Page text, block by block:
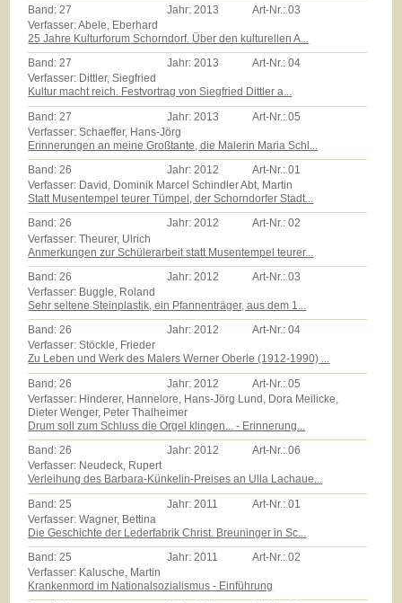
Band: 27 Jahr: 2013 Art-Nr.:03
Verfasser: Abele, Eberhard
25 Jahre Kulturforum Schorndorf. Über den kulturellen A...
Band:27 Jahr:2013 Art-Nr.:04
Verfasser: Dittler, Siegfried
Kultur macht reich. Festvortrag von Siegfried Dittler a...
Band: 27 Jahr: 2013 Art-Nr.:05
Verfasser: Schaeffer, Hans-Jörg
Erinnerungen an meine Großtante, die Malerin Maria Schl...
Band:26 Jahr:2012 Art-Nr.:01
Verfasser: David, Dominik Marcel Schindler Abt, Martin
Statt Musentempel teurer Tümpel, der Schorndorfer Stadt...
Band:26 Jahr:2012 Art-Nr.:02
Verfasser: Theurer, Ulrich
Anmerkungen zur Schülerarbeit statt Musentempel teurer...
Band:26 Jahr:2012 Art-Nr.:03
Verfasser: Buggle, Roland
Sehr seltene Steinplastik, ein Pfannenträger, aus dem 1...
Band:26 Jahr:2012 Art-Nr.:04
Verfasser: Stöckle, Frieder
Zu Leben und Werk des Malers Werner Oberle (1912-1990) ...
Band: 26 Jahr: 2012 Art-Nr.:05
Verfasser: Hinderer, Hannelore, Hans-Jörg Lund, Dora Meilicke,
Dieter Wenger, Peter Thalheimer
Drum soll zum Schluss die Orgel klingen... - Erinnerung...
Band:26 Jahr:2012 Art-Nr.:06
Verfasser: Neudeck, Rupert
Verleihung des Barbara-Künkelin-Preises an Ulla Lachaue...
Band: 25 Jahr: 2011 Art-Nr.:01
Verfasser: Wagner, Bettina
Die Geschichte der Lederfabrik Christ. Breuninger in Sc...
Band:25 Jahr:2011 Art-Nr.:02
Verfasser: Kalusche, Martin
Krankenmord im Nationalsozialismus - Einführung